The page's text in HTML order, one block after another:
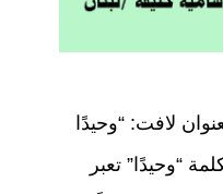
لافت: “وحيدًا
“وحيدًا” تعبر